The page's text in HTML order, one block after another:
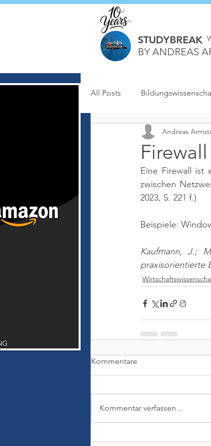
STUDYBREAK
BY ANDREAS
All Posts
Firewall
Andreas
Eine Firewall ist
zwischen
2023, S. 221 f.)
Beispiele:
Kaufmann, J.;
praxisorientierte
Kommentare
Kommentar verfassen...